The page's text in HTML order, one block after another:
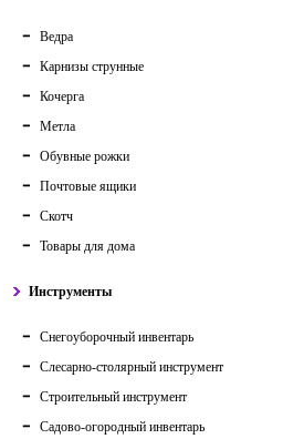
Ведра
Карнизы струнные
Кочерга
Метла
Обувные рожки
Почтовые ящики
Скотч
Товары для дома
Инструменты
Снегоуборочный инвентарь
Слесарно-столярный инструмент
Строительный инструмент
Садово-огородный инвентарь